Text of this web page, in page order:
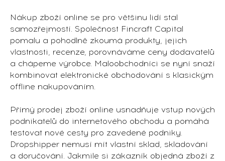
Nákup zboží online se pro většinu lidí stal
samozřejmostí. Společnost Fincraft Capital
pomalu a pohodlně zkoumá produkty, jejich
vlastnosti, recenze, porovnáváme ceny dodavatelů
a chápeme výrobce. Maloobchodníci se nyní snaží
kombinovat elektronické obchodování s klasickým
offline nakupováním.
Přímý prodej zboží online usnadňuje vstup nových
podnikatelů do internetového obchodu a pomáhá
testovat nové cesty pro zavedené podniky.
Dropshipper nemusí mít vlastní sklad, skladování
a doručování. Jakmile si zákazník objedná zboží z